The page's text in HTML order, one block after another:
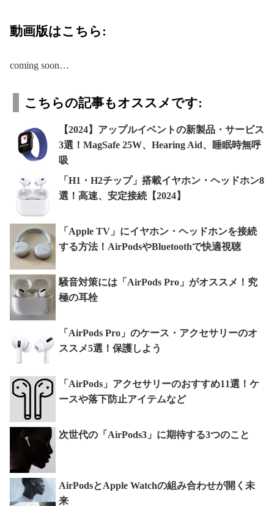
動画版はこちら:
coming soon…
こちらの記事もオススメです:
【2024】アップルイベントの新製品・サービス
3選！MagSafe 25W、Hearing Aid、睡眠時無呼
吸
「H1・H2チップ」搭載イヤホン・ヘッドホン8
選！高速、安定接続【2024】
「Apple TV」にイヤホン・ヘッドホンを接続
する方法！AirPodsやBluetoothで快適視聴
騒音対策には「AirPods Pro」がオススメ！究
極の耳栓
「AirPods Pro」のケース・アクセサリーのオ
ススメ5選！保護しよう
「AirPods」アクセサリーのおすすめ11選！ケ
ースや落下防止アイテムなど
次世代の「AirPods3」に期待する3つのこと
AirPodsとApple Watchの組み合わせが開く未
来